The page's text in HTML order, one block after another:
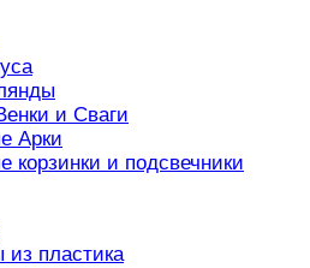
и Сваги
Арки
корзинки и подсвечники
пластика